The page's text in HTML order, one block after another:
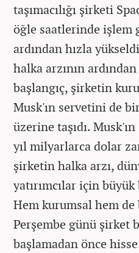
taşımacılığı şirketi
öğle saatlerinde işlem
ardından hızla
halka arzının
başlangıç, şirketin
Musk'ın servetini de
üzerine taşıdı.
yıl milyarlarca dolar
şirketin halka arzı,
yatırımcılar için
Hem kurumsal hem de
Perşembe günü şirket
başlamadan önce